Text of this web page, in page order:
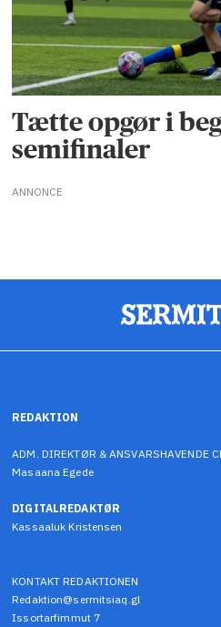
Tætte opgør i
semifinaler
ANNONCE
REDAKTION
ADM. DIREKTØR & ANSVARSHAVENDE
Masaana Egede
DIGITALREDAKTØR
Kassaaluk Kristensen
KONTAKT REDAKTIONEN
Redaktion@sermitsiaq.gl
Issortarfimmut 7